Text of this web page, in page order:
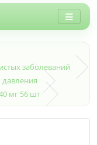
заболеваний
мг 56 шт